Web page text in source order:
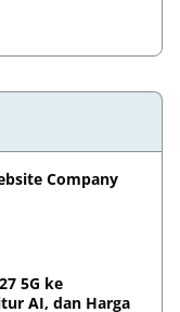
Company
5G ke
AI, dan Harga